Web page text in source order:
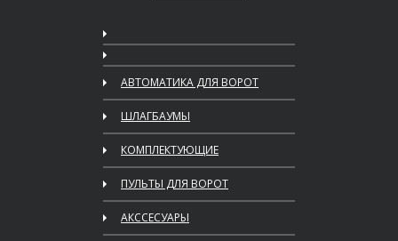
АВТОМАТИКА ДЛЯ ВОРОТ
ШЛАГБАУМЫ
КОМПЛЕКТУЮЩИЕ
ПУЛЬТЫ ДЛЯ ВОРОТ
АКССЕСУАРЫ